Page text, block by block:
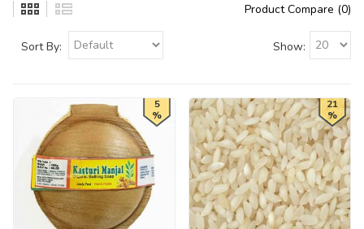
Product Compare (0)
Sort By: Show:
5
%
21
%